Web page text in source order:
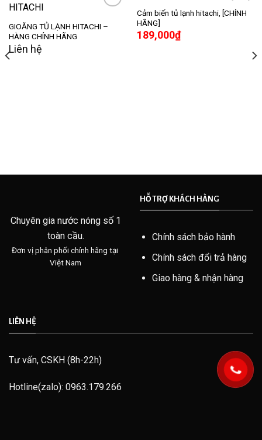
GIOĂNG TỦ LẠNH HITACHI –
HÀNG CHÍNH HÃNG
Liên hệ
Cảm biến tủ lạnh hitachi, [CHÍNH
HÃNG]
189,000₫
Chuyên gia nước nóng số 1
toàn cầu.
Đơn vị phân phối chính hãng tại
Việt Nam
HỖ TRỢ KHÁCH HÀNG
Chính sách bảo hành
Chính sách đổi trả hàng
Giao hàng & nhận hàng
LIÊN HỆ
Tư vấn, CSKH (8h-22h)
Hotline(zalo): 0963.179.266